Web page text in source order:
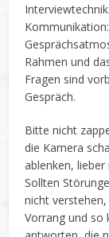
Rahmen und
Fragen sind
Gespräch.
Bitte nicht
die Kamera
ablenken, lieber
Sollten
nicht
Vorrang und so